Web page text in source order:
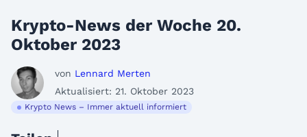
Krypto-News der Woche 20.
Oktober 2023
von Lennard Merten
Aktualisiert: 21. Oktober 2023
Krypto News – Immer aktuell informiert